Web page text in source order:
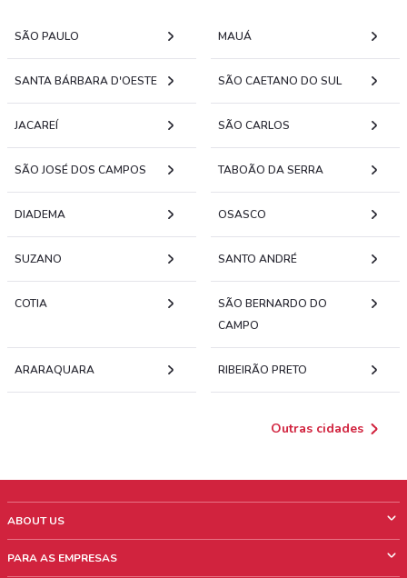
SÃO PAULO MAUÁ
SANTA BÁRBARA D'OESTE SÃO CAETANO DO SUL
JACAREÍ SÃO CARLOS
SÃO JOSÉ DOS CAMPOS TABOÃO DA SERRA
DIADEMA OSASCO
SUZANO SANTO ANDRÉ
COTIA
SÃO BERNARDO DO
CAMPO
ARARAQUARA RIBEIRÃO PRETO
Outras cidades
ABOUT US
PARA AS EMPRESAS